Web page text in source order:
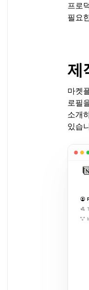
프로
필요
제
마켓
로필
소개
있습